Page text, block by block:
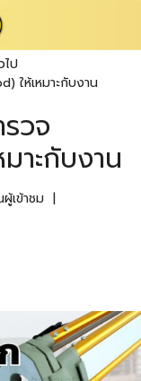
ไป
ให้เหมาะกับงาน
วจ
าะกับงาน
เข้าชม |